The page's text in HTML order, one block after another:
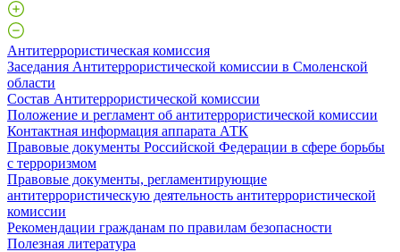
Антитеррористическая комиссия
Заседания Антитеррористической комиссии в Смоленской
области
Состав Антитеррористической комиссии
Положение и регламент об антитеррористической комиссии
Контактная информация аппарата АТК
Правовые документы Российской Федерации в сфере борьбы
с терроризмом
Правовые документы, регламентирующие
антитеррористическую деятельность антитеррористической
комиссии
Рекомендации гражданам по правилам безопасности
Полезная литература